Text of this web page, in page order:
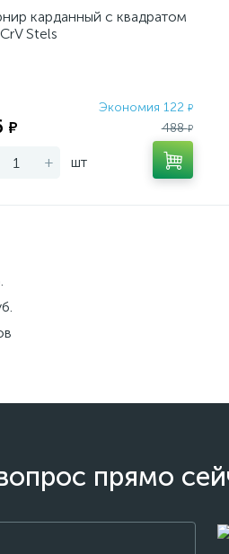
карданный с квадратом
Stels
Экономия 122 ₽
₽ 488₽
+ шт
прямо